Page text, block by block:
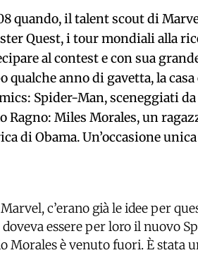
quando, il talent scout di
Quest, i tour mondiali alla
al contest e con sua
anno di gavetta, la
Spider-Man, sceneggiati da
Ragno: Miles Morales, un
di Obama. Un’occasione
c’erano già le idee per
essere per loro il nuovo
Morales è venuto fuori. È stata